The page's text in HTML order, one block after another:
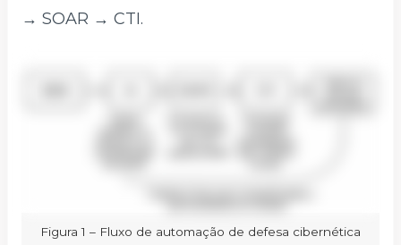
→ SOAR → CTI.
Figura 1 – Fluxo de automação de defesa cibernética